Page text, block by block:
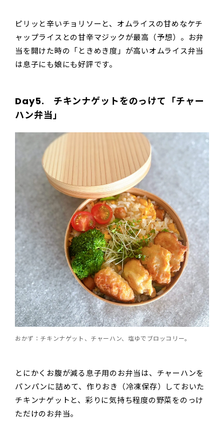
ピリッと辛いチョリソーと、オムライスの甘めなケチ
ャップライスとの甘辛マジックが最高（予想）。お弁
当を開けた時の「ときめき度」が高いオムライス弁当
は息子にも娘にも好評です。
Day5. チキンナゲットをのっけて「チャー
ハン弁当」
おかず：チキンナゲット、チャーハン、塩ゆでブロッコリー。
とにかくお腹が減る息子用のお弁当は、チャーハンを
パンパンに詰めて、作りおき（冷凍保存）しておいた
チキンナゲットと、彩りに気持ち程度の野菜をのっけ
ただけのお弁当。